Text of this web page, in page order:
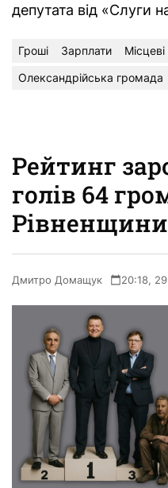
депутата від «Слуги
Гроші Зарплати
Олександрійська громада
Рейтинг
голів 64
Рівненщини
Дмитро Домащук 20:18,